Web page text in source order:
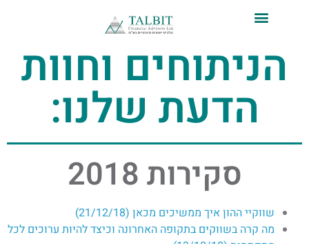
הניתוחים וחוות
הדעת שלנו:
סקירות 2018
שווקיי ההון איך ממשיכים מכאן (21/12/18)​
מה קרה בשווקים בתקופה האחרונה וכיצד להיות ערוכים לכל